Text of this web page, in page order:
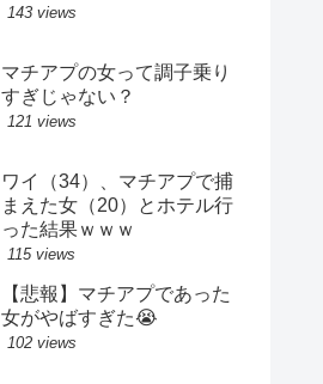
143 views
マチアプの女って調子乗り
すぎじゃない？
121 views
ワイ（34）、マチアプで捕
まえた女（20）とホテル行
った結果ｗｗｗ
115 views
【悲報】マチアプであった
女がやばすぎた😭
102 views